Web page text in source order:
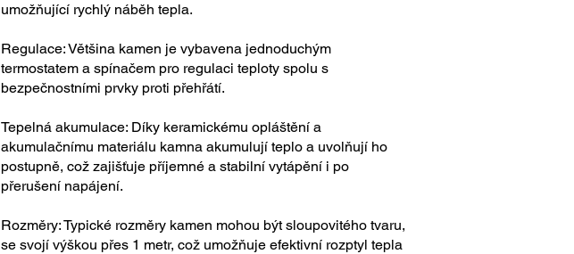
umožňující rychlý náběh tepla.
Regulace: Většina kamen je vybavena jednoduchým
termostatem a spínačem pro regulaci teploty spolu s
bezpečnostními prvky proti přehřátí.
Tepelná akumulace: Díky keramickému opláštění a
akumulačnímu materiálu kamna akumulují teplo a uvolňují ho
postupně, což zajišťuje příjemné a stabilní vytápění i po
přerušení napájení.
Rozměry: Typické rozměry kamen mohou být sloupovitého tvaru,
se svojí výškou přes 1 metr, což umožňuje efektivní rozptyl tepla